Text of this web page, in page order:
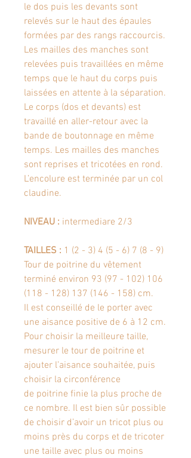
le dos puis les devants sont
relevés sur le haut des épaules
formées par des rangs raccourcis.
Les mailles des manches sont
relevées puis travaillées en même
temps que le haut du corps puis
laissées en attente à la séparation.
Le corps (dos et devants) est
travaillé en aller-retour avec la
bande de boutonnage en même
temps. Les mailles des manches
sont reprises et tricotées en rond.
L’encolure est terminée par un col
claudine.
NIVEAU : intermediare 2/3
TAILLES : 1 (2 - 3) 4 (5 - 6) 7 (8 - 9)
Tour de poitrine du vêtement
terminé environ 93 (97 - 102) 106
(118 - 128) 137 (146 - 158) cm.
Il est conseillé de le porter avec
une aisance positive de 6 à 12 cm.
Pour choisir la meilleure taille,
mesurer le tour de poitrine et
ajouter l’aisance souhaitée, puis
choisir la circonférence
de poitrine finie la plus proche de
ce nombre. Il est bien sûr possible
de choisir d’avoir un tricot plus ou
moins près du corps et de tricoter
une taille avec plus ou moins